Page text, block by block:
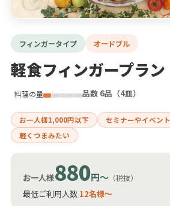
フィンガータイプ オードブル
軽食フィンガープラン
料理の量 品数 6品（4皿）
お一人様1,000円以下 セミナーやイベン
軽くつまみたい
お一人様880円〜 （税抜）
最低ご利用人数 12名様〜